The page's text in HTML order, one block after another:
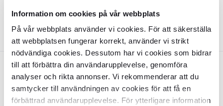
Information om cookies på vår webbplats
På vår webbplats använder vi cookies. För att säkerställa
att webbplatsen fungerar korrekt, använder vi strikt
nödvändiga cookies. Dessutom har vi cookies som bidrar
till att förbättra din användarupplevelse, genomföra
analyser och rikta annonser. Vi rekommenderar att du
samtycker till användningen av cookies för att få en
förbättrad användarupplevelse. För ytterligare information
TILFØJ TIL KURV
Nickel
Elstead VæglampeAustenNikkel